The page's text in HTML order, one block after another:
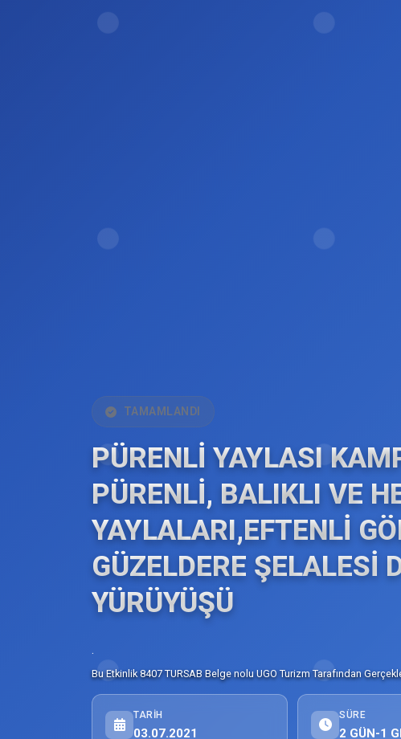
TAMAMLANDI
PÜRENLİ YAYLASI
PÜRENLİ, BALIKLI VE
YAYLALARI,EFTENLİ
GÜZELDERE ŞELALESİ
YÜRÜYÜŞÜ
.
Bu Etkinlik 8407 TURSAB Belge nolu UGO Turizm Tarafından
TARIH
03.07.2021
SÜRE
2 GÜN-1